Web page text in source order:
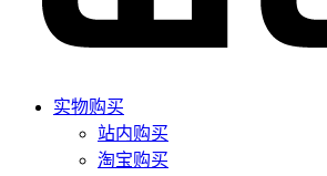
实物购买
站内购买
淘宝购买